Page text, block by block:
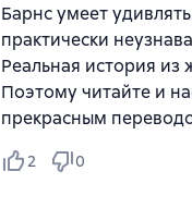
Барнс умеет
практически
Реальная история из
Поэтому читайте и
прекрасным
2 0